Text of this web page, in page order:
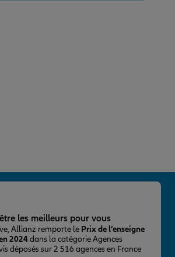
être les meilleurs pour vous
Allianz remporte le Prix de l’enseigne
2024dans la catégorie Agences
déposés sur 2 516 agences en France